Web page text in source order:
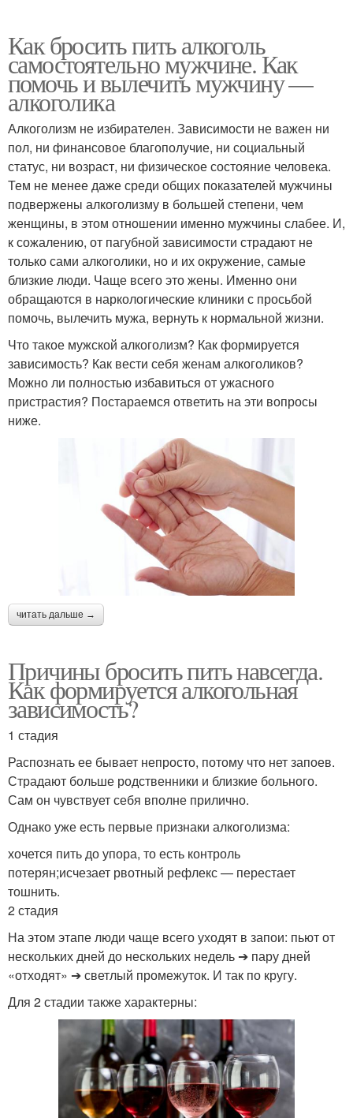
Как бросить пить алкоголь
самостоятельно мужчине. Как
помочь и вылечить мужчину —
алкоголика
Алкоголизм не избирателен. Зависимости не важен ни
пол, ни финансовое благополучие, ни социальный
статус, ни возраст, ни физическое состояние человека.
Тем не менее даже среди общих показателей мужчины
подвержены алкоголизму в большей степени, чем
женщины, в этом отношении именно мужчины слабее. И,
к сожалению, от пагубной зависимости страдают не
только сами алкоголики, но и их окружение, самые
близкие люди. Чаще всего это жены. Именно они
обращаются в наркологические клиники с просьбой
помочь, вылечить мужа, вернуть к нормальной жизни.
Что такое мужской алкоголизм? Как формируется
зависимость? Как вести себя женам алкоголиков?
Можно ли полностью избавиться от ужасного
пристрастия? Постараемся ответить на эти вопросы
ниже.
читать дальше →
Причины бросить пить навсегда.
Как формируется алкогольная
зависимость?
1 стадия
Распознать ее бывает непросто, потому что нет запоев.
Страдают больше родственники и близкие больного.
Сам он чувствует себя вполне прилично.
Однако уже есть первые признаки алкоголизма:
хочется пить до упора, то есть контроль
потерян;исчезает рвотный рефлекс — перестает
тошнить.
2 стадия
На этом этапе люди чаще всего уходят в запои: пьют от
нескольких дней до нескольких недель ➔ пару дней
«отходят» ➔ светлый промежуток. И так по кругу.
Для 2 стадии также характерны: